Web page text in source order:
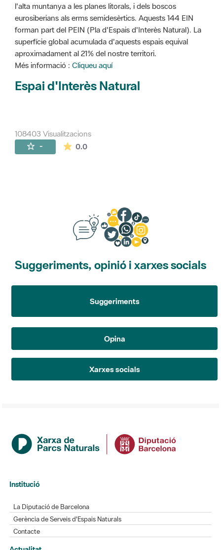
l'alta muntanya a les planes litorals, i dels boscos
eurosiberians als erms semidesèrtics. Aquests 144 EIN
forman part del PEIN (Pla d'Espais d'Interès Natural). La
superfície global acumulada d'aquests espais equival
aproximadament al 21% del nostre territori.
Més informació : Cliqueu aquí
Espai d'Interès Natural
108403 Visualitzacions
- 0.0La mitjana de les valoracions és de 0
Suggeriments, opinió i xarxes socials
Suggeriments
Opina
Xarxes socials
Institució
La Diputació de Barcelona
Gerència de Serveis d'Espais Naturals
Contacte